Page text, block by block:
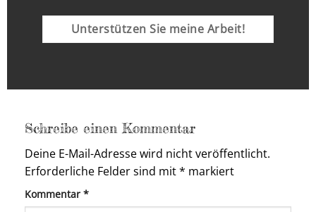
Unterstützen Sie meine Arbeit!
Schreibe einen Kommentar
Deine E-Mail-Adresse wird nicht veröffentlicht.
Erforderliche Felder sind mit* markiert
Kommentar *